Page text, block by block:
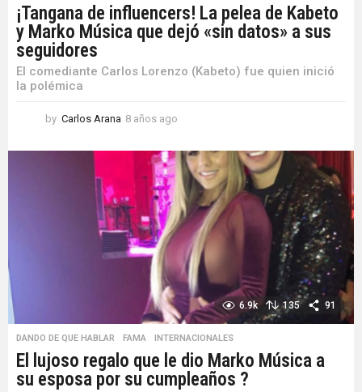
¡Tangana de influencers! La pelea de Kabeto
y Marko Música que dejó «sin datos» a sus
seguidores
El comediante Carlos Lorenzo (Kabeto) fue quien inició
la polémica
by Carlos Arana 8 años ago
ñ
o
s
g
o
6.9k 135 91
DANDO DE QUE HABLAR ,FAMA INTERNACIONALES
El lujoso regalo que le dio Marko Música a
su esposa por su cumpleaños ?